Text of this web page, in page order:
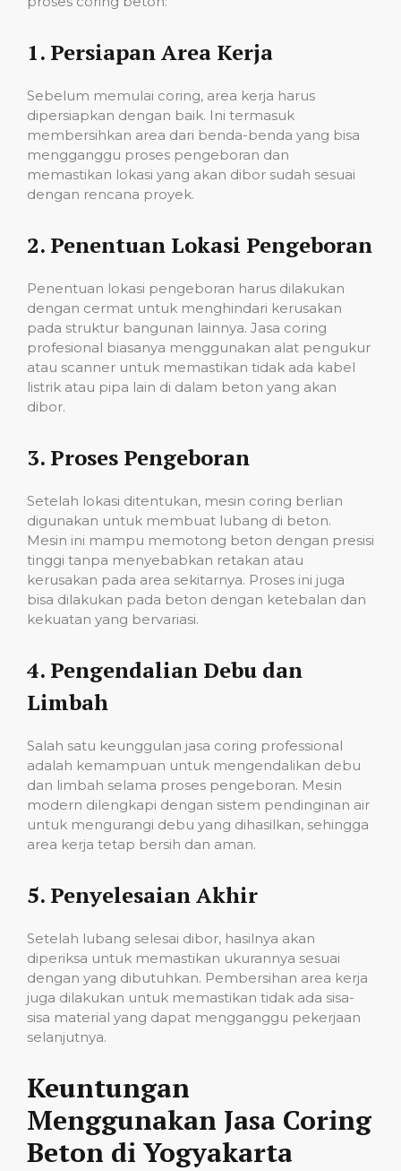
1. Persiapan Area Kerja
Sebelum memulai coring, area kerja harus
dipersiapkan dengan baik. Ini termasuk
membersihkan area dari benda-benda yang bisa
mengganggu proses pengeboran dan
memastikan lokasi yang akan dibor sudah sesuai
dengan rencana proyek.
2. Penentuan Lokasi Pengeboran
Penentuan lokasi pengeboran harus dilakukan
dengan cermat untuk menghindari kerusakan
pada struktur bangunan lainnya. Jasa coring
profesional biasanya menggunakan alat pengukur
atau scanner untuk memastikan tidak ada kabel
listrik atau pipa lain di dalam beton yang akan
dibor.
3. Proses Pengeboran
Setelah lokasi ditentukan, mesin coring berlian
digunakan untuk membuat lubang di beton.
Mesin ini mampu memotong beton dengan presisi
tinggi tanpa menyebabkan retakan atau
kerusakan pada area sekitarnya. Proses ini juga
bisa dilakukan pada beton dengan ketebalan dan
kekuatan yang bervariasi.
4. Pengendalian Debu dan
Limbah
Salah satu keunggulan jasa coring professional
adalah kemampuan untuk mengendalikan debu
dan limbah selama proses pengeboran. Mesin
modern dilengkapi dengan sistem pendinginan air
untuk mengurangi debu yang dihasilkan, sehingga
area kerja tetap bersih dan aman.
5. Penyelesaian Akhir
Setelah lubang selesai dibor, hasilnya akan
diperiksa untuk memastikan ukurannya sesuai
dengan yang dibutuhkan. Pembersihan area kerja
juga dilakukan untuk memastikan tidak ada sisa-
sisa material yang dapat mengganggu pekerjaan
selanjutnya.
Keuntungan
Menggunakan Jasa Coring
Beton di Yogyakarta